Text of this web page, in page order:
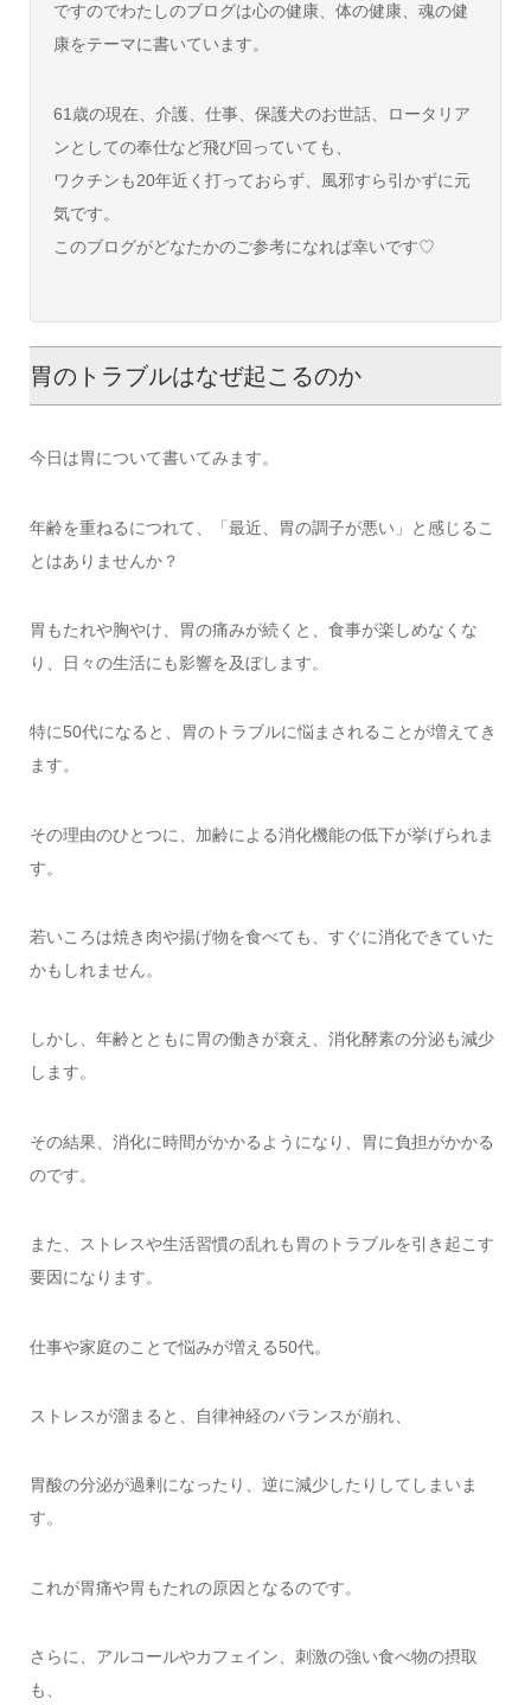
ですのでわたしのブログは心の健康、体の健康、魂の健
康をテーマに書いています。
61歳の現在、介護、仕事、保護犬のお世話、ロータリア
ンとしての奉仕など飛び回っていても、
ワクチンも20年近く打っておらず、風邪すら引かずに元
気です。
このブログがどなたかのご参考になれば幸いです♡
胃のトラブルはなぜ起こるのか
今日は胃について書いてみます。
年齢を重ねるにつれて、「最近、胃の調子が悪い」と感じるこ
とはありませんか？
胃もたれや胸やけ、胃の痛みが続くと、食事が楽しめなくな
り、日々の生活にも影響を及ぼします。
特に50代になると、胃のトラブルに悩まされることが増えてき
ます。
その理由のひとつに、加齢による消化機能の低下が挙げられま
す。
若いころは焼き肉や揚げ物を食べても、すぐに消化できていた
かもしれません。
しかし、年齢とともに胃の働きが衰え、消化酵素の分泌も減少
します。
その結果、消化に時間がかかるようになり、胃に負担がかかる
のです。
また、ストレスや生活習慣の乱れも胃のトラブルを引き起こす
要因になります。
仕事や家庭のことで悩みが増える50代。
ストレスが溜まると、自律神経のバランスが崩れ、
胃酸の分泌が過剰になったり、逆に減少したりしてしまいま
す。
これが胃痛や胃もたれの原因となるのです。
さらに、アルコールやカフェイン、刺激の強い食べ物の摂取
も、